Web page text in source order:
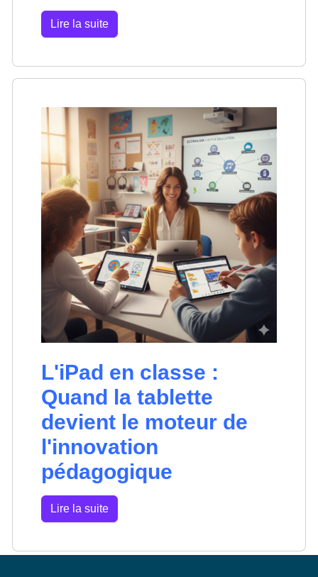
Lire la suite
L'iPad en classe :
Quand la tablette
devient le moteur de
l'innovation
pédagogique
Lire la suite